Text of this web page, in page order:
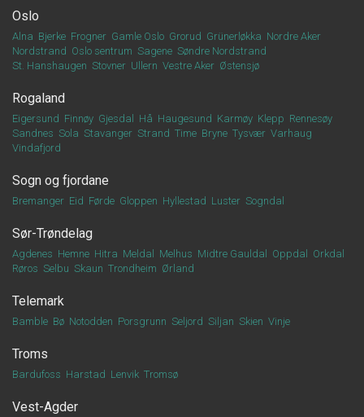
Oslo
Alna Bjerke Frogner Gamle Oslo Grorud Grünerløkka Nordre Aker
Nordstrand Oslo sentrum Sagene Søndre Nordstrand
St. Hanshaugen Stovner Ullern Vestre Aker Østensjø
Rogaland
Eigersund Finnøy Gjesdal Hå Haugesund Karmøy Klepp Rennesøy
Sandnes Sola Stavanger Strand Time Bryne Tysvær Varhaug
Vindafjord
Sogn og fjordane
Bremanger Eid Førde Gloppen Hyllestad Luster Sogndal
Sør-Trøndelag
Agdenes Hemne Hitra Meldal Melhus Midtre Gauldal Oppdal
Orkdal
Røros Selbu Skaun Trondheim Ørland
Telemark
Bamble Bø Notodden Porsgrunn Seljord Siljan Skien Vinje
Troms
Bardufoss Harstad Lenvik Tromsø
Vest-Agder